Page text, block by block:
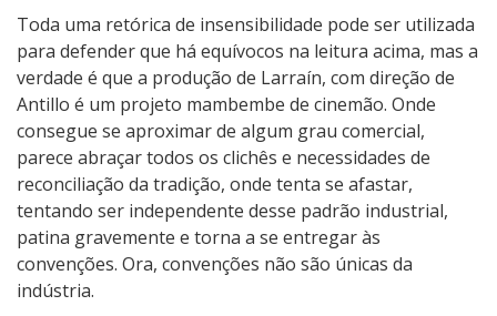
Toda uma retórica de insensibilidade pode ser utilizada
para defender que há equívocos na leitura acima, mas a
verdade é que a produção de Larraín, com direção de
Antillo é um projeto mambembe de cinemão. Onde
consegue se aproximar de algum grau comercial,
parece abraçar todos os clichês e necessidades de
reconciliação da tradição, onde tenta se afastar,
tentando ser independente desse padrão industrial,
patina gravemente e torna a se entregar às
convenções. Ora, convenções não são únicas da
indústria.